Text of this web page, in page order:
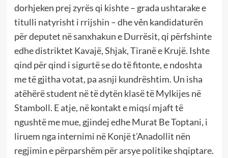
dorhjeken prej zyrës qi kishte – grada ushtarake e
titulli natyrisht i rrijshin – dhe vên kandidaturën
për deputet në sanxhakun e Durrësit, qi përfshinte
edhe distriktet Kavajë, Shjak, Tiranë e Krujë. Ishte
qind për qind i sigurtë se do të fitonte, e ndoshta
me të gjitha votat, pa asnji kundrështim. Un isha
atëhërë student në të dytën klasë të Mylkijes në
Stamboll. E atje, në kontakt e miqsí mjaft të
ngushtë me mue, gjindej edhe Murat Be Toptani, i
liruem nga internimi në Konjë t’Anadollit nën
regjimin e përparshëm për arsye politike shqiptare.